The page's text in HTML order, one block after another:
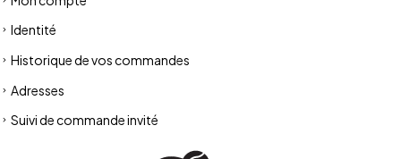
Identité
Historique de vos commandes
Adresses
Suivi de commande invité